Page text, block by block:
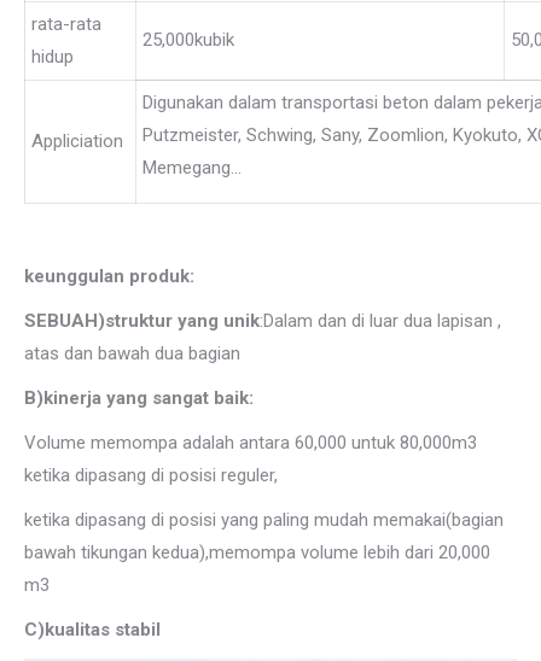
rata-rata
hidup
25,000kubik
Appliciation
Digunakan dalam transportasi beton dalam
Putzmeister, Schwing, Sany, Zoomlion, Kyokuto,
Memegang…
keunggulan produk:
SEBUAH)struktur yang unik:Dalam dan di luar dua lapisan ,
atas dan bawah dua bagian
B)kinerja yang sangat baik:
Volume memompa adalah antara 60,000 untuk 80,000m3
ketika dipasang di posisi reguler,
ketika dipasang di posisi yang paling mudah memakai(bagian
bawah tikungan kedua),memompa volume lebih dari 20,000
m3
C)kualitas stabil